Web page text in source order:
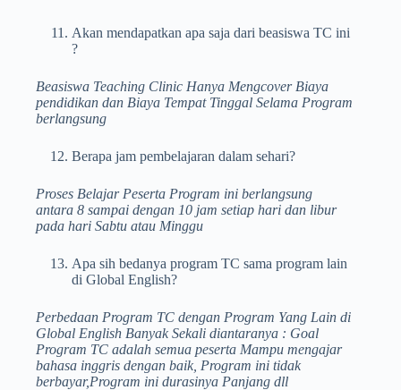
Akan mendapatkan apa saja dari beasiswa TC ini
?
Beasiswa Teaching Clinic Hanya Mengcover Biaya
pendidikan dan Biaya Tempat Tinggal Selama Program
berlangsung
Berapa jam pembelajaran dalam sehari?
Proses Belajar Peserta Program ini berlangsung
antara 8 sampai dengan 10 jam setiap hari dan libur
pada hari Sabtu atau Minggu
Apa sih bedanya program TC sama program lain
di Global English?
Perbedaan Program TC dengan Program Yang Lain di
Global English Banyak Sekali diantaranya : Goal
Program TC adalah semua peserta Mampu mengajar
bahasa inggris dengan baik, Program ini tidak
berbayar,Program ini durasinya Panjang dll